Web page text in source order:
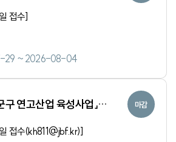
접수]
29 ~ 2026-08-04
구 연고산업 육성사업」
집 공고(~7.30.)
마감
접수(kh811@jbf.kr)]